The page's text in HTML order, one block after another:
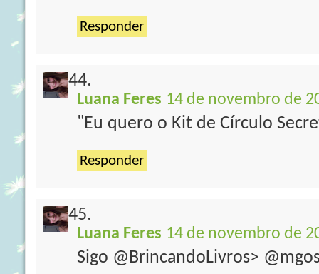
Responder
Luana Feres 14 de novembro de
"Eu quero o Kit de Círculo
Responder
Luana Feres 14 de novembro de
Sigo @BrincandoLivros>